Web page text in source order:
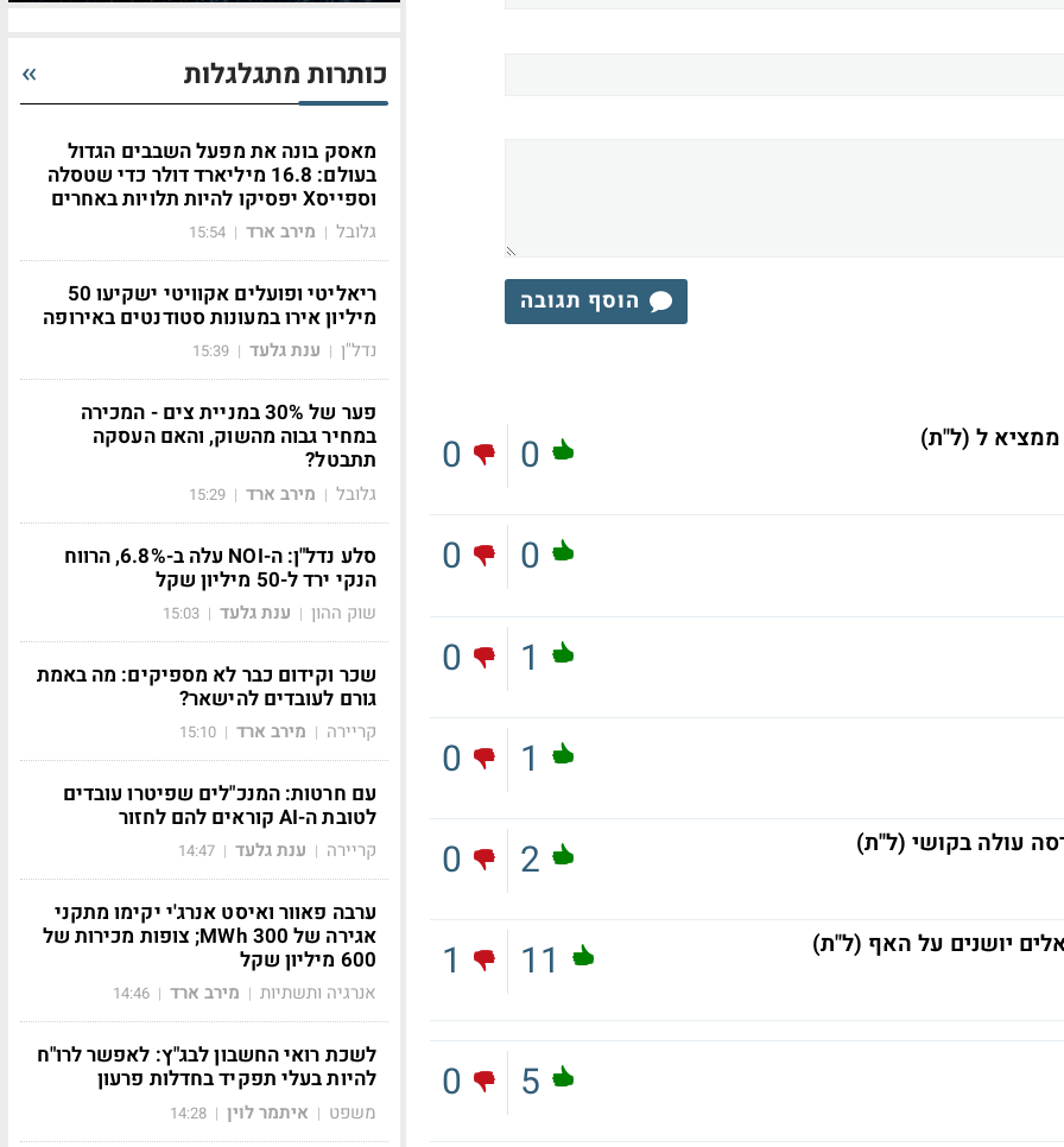
הוסף תגובה
ל (ל"ת) 0
0
0
0
1
0
1
0
עולה בקושי (ל"ת) 2
0
11
1
5
0
כותרות מתגלגלות
מאסק בונה את מפעל השבבים הגדול
בעולם: 16.8 מיליארד דולר כדי שטסלה
וספייסX יפסיקו להיות תלויות באחרים
גלובל | מירב ארד |
15:54
ריאליטי ופועלים אקוויטי ישקיעו 50
מיליון אירו במעונות סטודנטים באירופה
נדל"ן | ענת גלעד |
15:39
פער של 30% במניית צים - המכירה
במחיר גבוה מהשוק, והאם העסקה
תתבטל?
גלובל | מירב ארד |
15:29
סלע נדל"ן: ה-NOI עלה ב-6.8%, הרווח
הנקי ירד ל-50 מיליון שקל
שוק ההון | ענת גלעד |
15:03
שכר וקידום כבר לא מספיקים: מה באמת
גורם לעובדים להישאר?
קריירה | מירב ארד |
15:10
עם חרטות: המנכ"לים שפיטרו עובדים
לטובת ה-AI קוראים להם לחזור
קריירה | ענת גלעד |
14:47
ערבה פאוור ואיסט אנרג'י יקימו מתקני
אגירה של 300 MWh; צופות מכירות של
600 מיליון שקל
אנרגיה ותשתיות | מירב ארד |
14:46
לשכת רואי החשבון לבג"ץ: לאפשר לרו"ח
להיות בעלי תפקיד בחדלות פרעון
משפט | איתמר לוין |
14:28